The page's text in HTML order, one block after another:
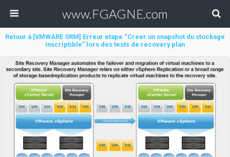
www.FGAGNE.com
Retour à [VMWARE SRM] Erreur etape “Creer un snapshot du stockage
inscriptible” lors des tests de recovery plan